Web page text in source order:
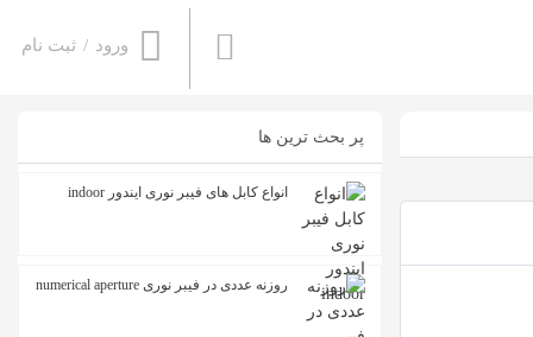
ورود / ثبت نام
پر بحث ترین ها
انواع کابل های فیبر نوری ایندور indoor
روزنه عددی در فیبر نوری numerical aperture